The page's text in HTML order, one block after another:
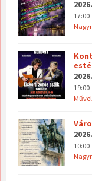
17:00
19:00
10:00